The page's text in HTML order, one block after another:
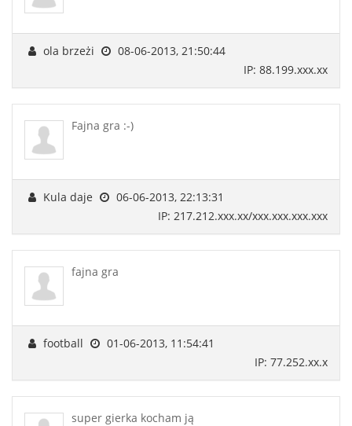
ola brzeżi
08-06-2013, 21:50:44
IP: 88.199.xxx.xx
Fajna gra :-)
Kula daje
06-06-2013, 22:13:31
IP: 217.212.xxx.xx/xxx.xxx.xxx.xxx
fajna gra
football
01-06-2013, 11:54:41
IP: 77.252.xx.x
super gierka kocham ją